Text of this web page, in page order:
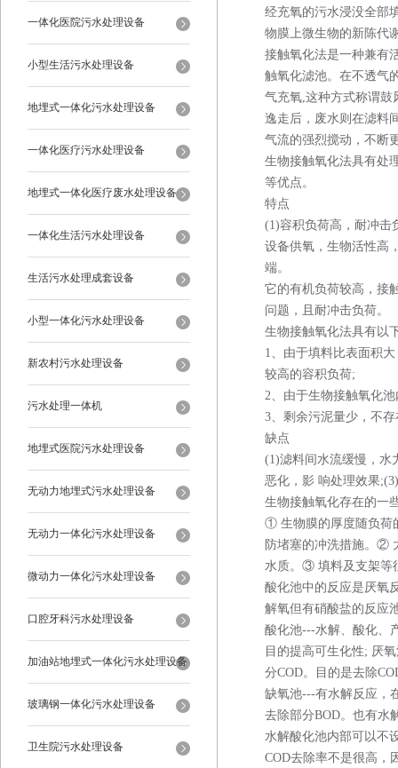
一体化医院污水处理设备
小型生活污水处理设备
地埋式一体化污水处理设备
一体化医疗污水处理设备
地埋式一体化医疗废水处理设备
一体化生活污水处理设备
生活污水处理成套设备
小型一体化污水处理设备
新农村污水处理设备
污水处理一体机
地埋式医院污水处理设备
无动力地埋式污水处理设备
无动力一体化污水处理设备
微动力一体化污水处理设备
口腔牙科污水处理设备
加油站地埋式一体化污水处理设备
玻璃钢一体化污水处理设备
卫生院污水处理设备
经充氧的污水浸没全部
物膜上微生物的新陈代
接触氧化法是一种兼有
触氧化滤池。在不透气
气充氧,这种方式称谓鼓
逸走后，废水则在滤料
气流的强烈搅动，不断
生物接触氧化法具有处
等优点。
特点
(1)容积负荷高，耐冲击
设备供氧，生物活性高
端。
它的有机负荷较高，接
问题，且耐冲击负荷。
生物接触氧化法具有以
1、由于填料比表面积
较高的容积负荷;
2、由于生物接触氧化
3、剩余污泥量少，不
缺点
(1)滤料间水流缓慢，水
恶化，影 响处理效果
生物接触氧化存在的一
① 生物膜的厚度随负荷
防堵塞的冲洗措施。②
水质。③ 填料及支架等
酸化池中的反应是厌氧
解氧但有硝酸盐的反应
酸化池---水解、酸化、
目的提高可生化性; 厌
分COD。目的是去除
缺氧池---有水解反应，
去除部分BOD。也有水
水解酸化池内部可以不
COD去除率不是很高，